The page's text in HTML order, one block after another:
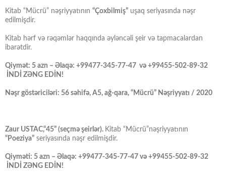
Kitab “Mücrü” nəşriyyatının “Çoxbilmiş” uşaq seriyasında nəşr
edilmişdir.
Kitab hərf və rəqəmlər haqqında əyləncəli şeir və tapmacalardan
ibarətdir.
Qiymət: 5 azn – Əlaqə: +99477-345-77-47 və +99455-502-89-32
İNDİ ZƏNG EDİN!
Nəşr göstəriciləri: 56 səhifə, A5, ağ-qara, “Mücrü” Nəşriyyatı / 2020
Zaur USTAC,“45” (seçmə şeirlər). Kitab “Mücrü”nəşriyyatının
“Poeziya” seriyasında nəşr edilmişdir.
Qiyməti: 5 azn – Əlaqə: +99477-345-77-47 və +99455-502-89-32
İNDİ ZƏNG EDİN!